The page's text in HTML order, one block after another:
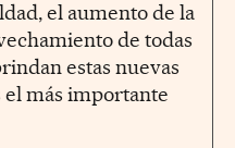
el aumento de la
de todas
estas nuevas
el más importante